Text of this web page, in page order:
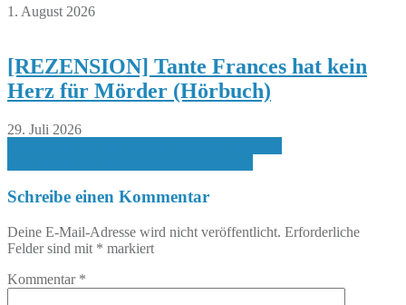
1. August 2026
[REZENSION] Tante Frances hat kein
Herz für Mörder (Hörbuch)
29. Juli 2026
Schreibe einen Kommentar
Deine E-Mail-Adresse wird nicht veröffentlicht. Erforderliche
Felder sind mit * markiert
Kommentar *